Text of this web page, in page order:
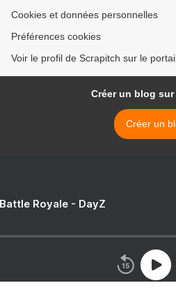
Cookies et données personnelles
Préférences cookies
Voir le profil de Scrapitch sur le
Créer un blog
Créer un
Royale - DayZ